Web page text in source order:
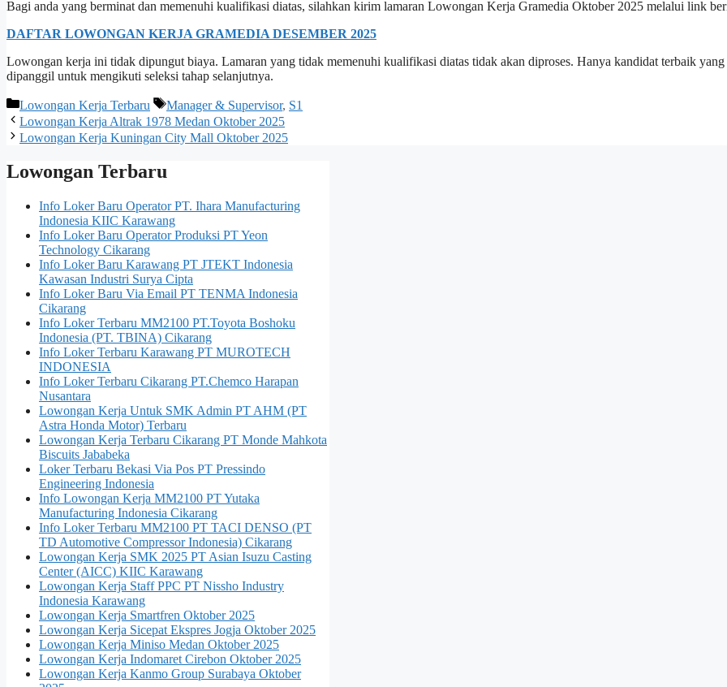
Bagi anda yang berminat dan memenuhi kualifikasi diatas, silahkan kirim lamaran Lowongan Kerja Gramedia Oktober 2025 melalui link
DAFTAR LOWONGAN KERJA GRAMEDIA DESEMBER 2025
Lowongan kerja ini tidak dipungut biaya. Lamaran yang tidak memenuhi kualifikasi diatas tidak akan diproses. Hanya kandidat terbaik yang
dipanggil untuk mengikuti seleksi tahap selanjutnya.
Kategori
Lowongan Kerja Terbaru Tag
Manager & Supervisor, S1
Lowongan Kerja Altrak 1978 Medan Oktober 2025
Lowongan Kerja Kuningan City Mall Oktober 2025
Lowongan Terbaru
Info Loker Baru Operator PT. Ihara Manufacturing
Indonesia KIIC Karawang
Info Loker Baru Operator Produksi PT Yeon
Technology Cikarang
Info Loker Baru Karawang PT JTEKT Indonesia
Kawasan Industri Surya Cipta
Info Loker Baru Via Email PT TENMA Indonesia
Cikarang
Info Loker Terbaru MM2100 PT.Toyota Boshoku
Indonesia (PT. TBINA) Cikarang
Info Loker Terbaru Karawang PT MUROTECH
INDONESIA
Info Loker Terbaru Cikarang PT.Chemco Harapan
Nusantara
Lowongan Kerja Untuk SMK Admin PT AHM (PT
Astra Honda Motor) Terbaru
Lowongan Kerja Terbaru Cikarang PT Monde Mahkota
Biscuits Jababeka
Loker Terbaru Bekasi Via Pos PT Pressindo
Engineering Indonesia
Info Lowongan Kerja MM2100 PT Yutaka
Manufacturing Indonesia Cikarang
Info Loker Terbaru MM2100 PT TACI DENSO (PT
TD Automotive Compressor Indonesia) Cikarang
Lowongan Kerja SMK 2025 PT Asian Isuzu Casting
Center (AICC) KIIC Karawang
Lowongan Kerja Staff PPC PT Nissho Industry
Indonesia Karawang
Lowongan Kerja Smartfren Oktober 2025
Lowongan Kerja Sicepat Ekspres Jogja Oktober 2025
Lowongan Kerja Miniso Medan Oktober 2025
Lowongan Kerja Indomaret Cirebon Oktober 2025
Lowongan Kerja Kanmo Group Surabaya Oktober